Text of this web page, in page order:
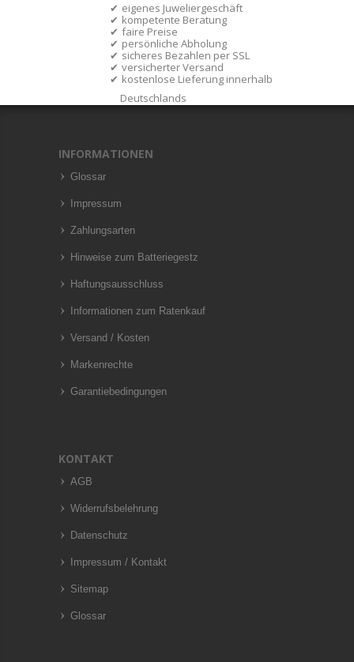
eigenes Juweliergeschäft
kompetente Beratung
faire Preise
persönliche Abholung
sicheres Bezahlen per SSL
versicherter Versand
kostenlose Lieferung innerhalb
Deutschlands
INFORMATIONEN
Glossar
Impressum
Zahlungsarten
Hinweise zum Batteriegestz
Haftungsausschluss
Informationen zum Ratenkauf
Versand / Kosten
Markenrechte
Garantiebedingungen
KONTAKT
AGB
Widerrufsbelehrung
Datenschutz
Impressum / Kontakt
Sitemap
Glossar